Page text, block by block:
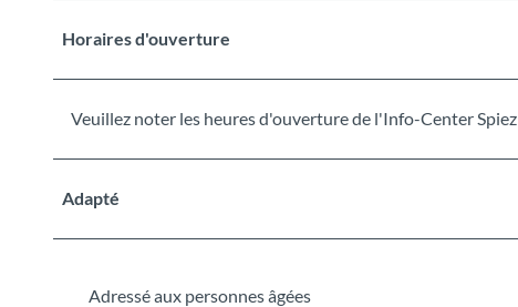
Horaires d'ouverture
Veuillez noter les heures d'ouverture de l'Info-Center Spiez
Adapté
Adressé aux personnes âgées